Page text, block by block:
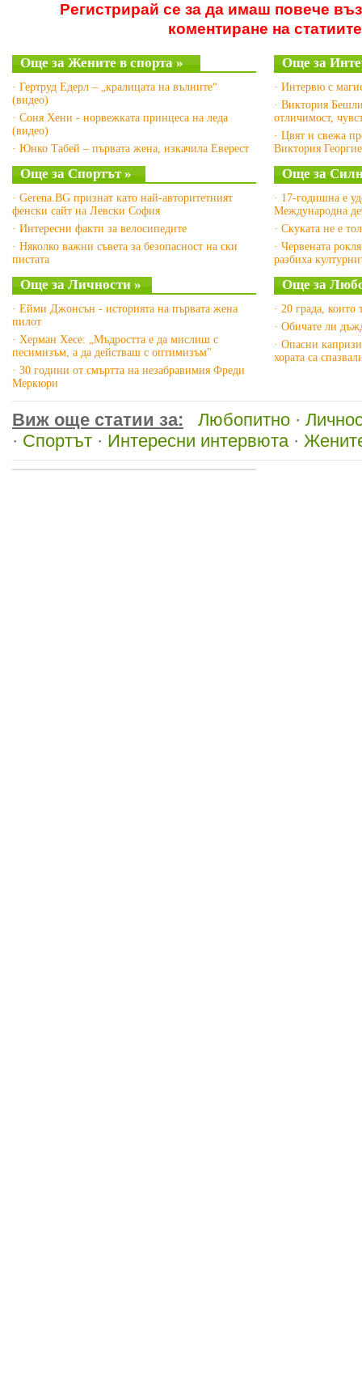
Регистрирай се за да имаш повече
коментиране на статиите
Още за Жените в спорта »
· Гертруд Едерл – „кралицата на вълните“
(видео)
· Соня Хени - норвежката принцеса на леда
(видео)
· Юнко Табей – първата жена, изкачила Еверест
Още за
· Интервю с
· Виктория
отличимост,
· Цвят и свежа
Виктория
Още за Спортът »
· Gerena.BG признат като най-авторитетният
фенски сайт на Левски София
· Интересни факти за велосипедите
· Няколко важни съвета за безопасност на ски
пистата
Още за
· 17-годишна е
Международна
· Скуката не е
· Червената
разбиха
Още за Личности »
· Ейми Джонсън - историята на първата жена
пилот
· Херман Хесе: „Мъдростта е да мислиш с
песимизъм, а да действаш с оптимизъм"
· 30 години от смъртта на незабравимия Фреди
Меркюри
Още за
· 20 града, които
· Обичате ли
· Опасни
хората са
Виж още статии за: Любопитно ·
· Спортът · Интересни интервюта·